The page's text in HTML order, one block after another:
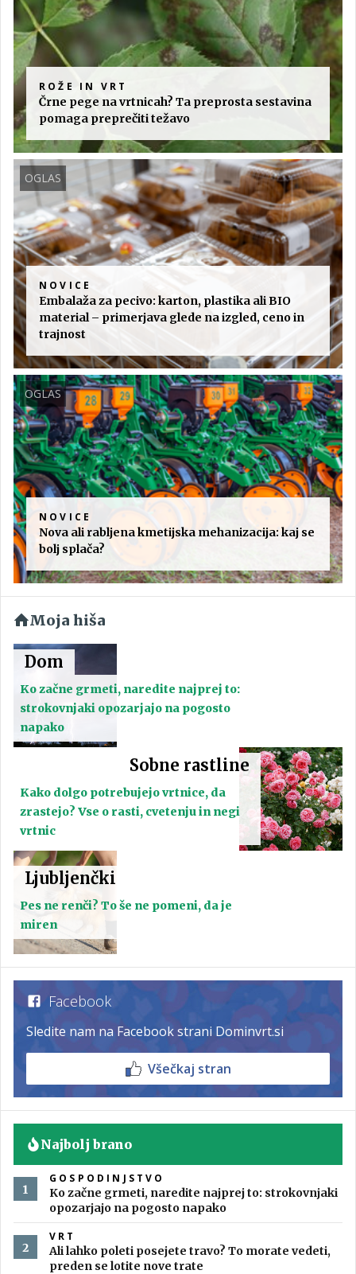
ROŽE IN VRT
Črne pege na vrtnicah? Ta preprosta sestavina
pomaga preprečiti težavo
OGLAS
NOVICE
Embalaža za pecivo: karton, plastika ali BIO
material – primerjava glede na izgled, ceno in
trajnost
OGLAS
NOVICE
Nova ali rabljena kmetijska mehanizacija: kaj se
bolj splača?
Moja hiša
Dom
Ko začne grmeti, naredite najprej to:
strokovnjaki opozarjajo na pogosto
napako
Sobne rastline
Kako dolgo potrebujejo vrtnice, da
zrastejo? Vse o rasti, cvetenju in negi
vrtnic
Ljubljenčki
Pes ne renči? To še ne pomeni, da je
miren
Facebook
Sledite nam na Facebook strani Dominvrt.si
Všečkaj stran
Najbolj brano
GOSPODINJSTVO
Ko začne grmeti, naredite najprej to: strokovnjaki
opozarjajo na pogosto napako
VRT
Ali lahko poleti posejete travo? To morate vedeti,
preden se lotite nove trate